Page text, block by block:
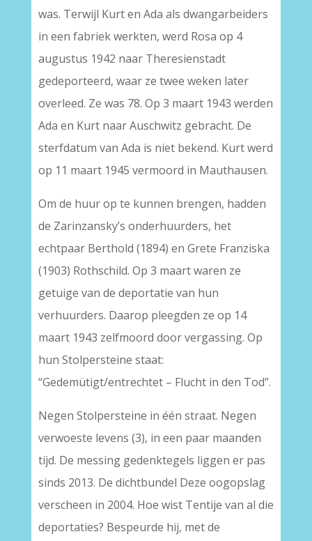
was. Terwijl Kurt en Ada als dwangarbeiders
in een fabriek werkten, werd Rosa op 4
augustus 1942 naar Theresienstadt
gedeporteerd, waar ze twee weken later
overleed. Ze was 78. Op 3 maart 1943 werden
Ada en Kurt naar Auschwitz gebracht. De
sterfdatum van Ada is niet bekend. Kurt werd
op 11 maart 1945 vermoord in Mauthausen.
Om de huur op te kunnen brengen, hadden
de Zarinzansky’s onderhuurders, het
echtpaar Berthold (1894) en Grete Franziska
(1903) Rothschild. Op 3 maart waren ze
getuige van de deportatie van hun
verhuurders. Daarop pleegden ze op 14
maart 1943 zelfmoord door vergassing. Op
hun Stolpersteine staat:
“Gedemütigt/entrechtet – Flucht in den Tod”.
Negen Stolpersteine in één straat. Negen
verwoeste levens (3), in een paar maanden
tijd. De messing gedenktegels liggen er pas
sinds 2013. De dichtbundel Deze oogopslag
verscheen in 2004. Hoe wist Tentije van al die
deportaties? Bespeurde hij, met de